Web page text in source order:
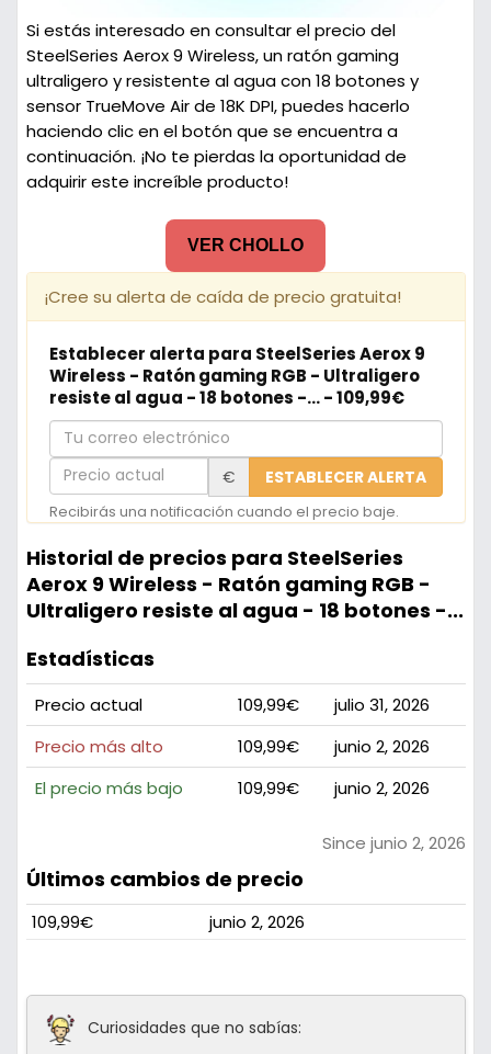
Si estás interesado en consultar el precio del
SteelSeries Aerox 9 Wireless, un ratón gaming
ultraligero y resistente al agua con 18 botones y
sensor TrueMove Air de 18K DPI, puedes hacerlo
haciendo clic en el botón que se encuentra a
continuación. ¡No te pierdas la oportunidad de
adquirir este increíble producto!
VER CHOLLO
¡Cree su alerta de caída de precio gratuita!
Establecer alerta para SteelSeries Aerox 9
Wireless - Ratón gaming RGB - Ultraligero
resiste al agua - 18 botones -... - 109,99€
Tu
correo
electrónico
Precio
actual
€ ESTABLECER ALERTA
Recibirás una notificación cuando el precio baje.
Historial de precios para SteelSeries
Aerox 9 Wireless - Ratón gaming RGB -
Ultraligero resiste al agua - 18 botones -...
Estadísticas
Precio actual 109,99€
julio 31, 2026
Precio más alto
109,99€
junio 2, 2026
El precio más bajo
109,99€ junio 2, 2026
Since junio 2, 2026
Últimos cambios de precio
109,99€ junio 2, 2026
Curiosidades que no sabías: